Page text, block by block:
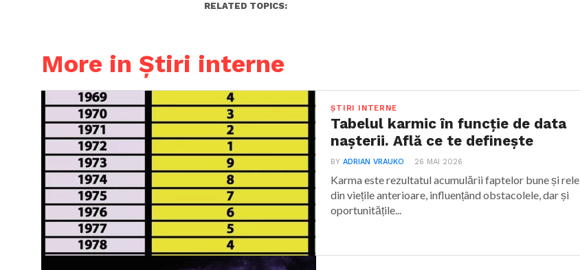
RELATED TOPICS:
More in Știri interne
ȘTIRI INTERNE
Tabelul karmic în funcție de data
nașterii. Află ce te definește
BYADRIAN VRAUKO 26 MAI 2026
Karma este rezultatul acumulării faptelor bune și rele
din viețile anterioare, influențând obstacolele, dar și
oportunitățile...